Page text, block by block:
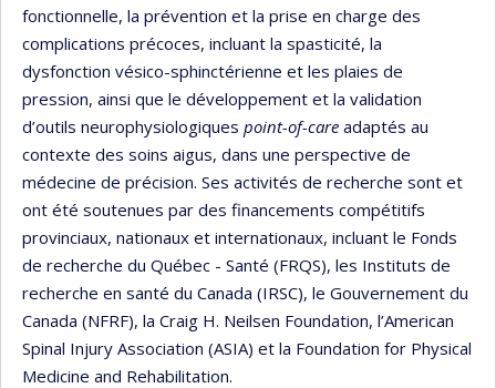
fonctionnelle, la prévention et la prise en charge des
complications précoces, incluant la spasticité, la
dysfonction vésico-sphinctérienne et les plaies de
pression, ainsi que le développement et la validation
d’outils neurophysiologiques point-of-care adaptés au
contexte des soins aigus, dans une perspective de
médecine de précision. Ses activités de recherche sont et
ont été soutenues par des financements compétitifs
provinciaux, nationaux et internationaux, incluant le Fonds
de recherche du Québec - Santé (FRQS), les Instituts de
recherche en santé du Canada (IRSC), le Gouvernement du
Canada (NFRF), la Craig H. Neilsen Foundation, l’American
Spinal Injury Association (ASIA) et la Foundation for Physical
Medicine and Rehabilitation.